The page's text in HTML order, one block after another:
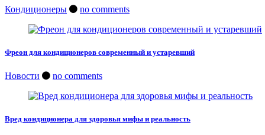
Кондиционеры no comments
Фреон для кондиционеров современный и устаревший
Новости no comments
Вред кондиционера для здоровья мифы и реальность